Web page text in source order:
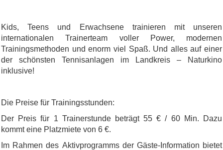
Kids, Teens und Erwachsene trainieren mit unseren
internationalen Trainerteam voller Power, modernen
Trainingsmethoden und enorm viel Spaß. Und alles auf einer
der schönsten Tennisanlagen im Landkreis – Naturkino
inklusive!
Die Preise für Trainingsstunden:
Der Preis für 1 Trainerstunde beträgt 55 € / 60 Min. Dazu
kommt eine Platzmiete von 6 €.
Im Rahmen des Aktivprogramms der Gäste-Information bietet